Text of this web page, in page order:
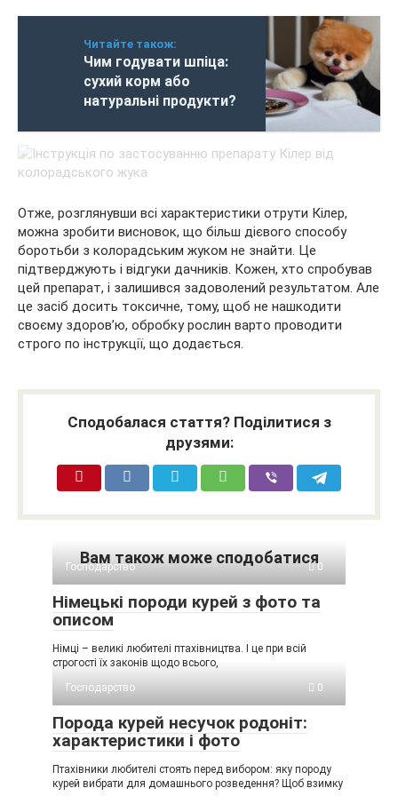
Читайте також:
Чим годувати шпіца:
сухий корм або
натуральні продукти?
Отже, розглянувши всі характеристики отрути Кілер,
можна зробити висновок, що більш дієвого способу
боротьби з колорадським жуком не знайти. Це
підтверджують і відгуки дачників. Кожен, хто спробував
цей препарат, і залишився задоволений результатом. Але
це засіб досить токсичне, тому, щоб не нашкодити
своєму здоров’ю, обробку рослин варто проводити
строго по інструкції, що додається.
Сподобалася стаття? Поділитися з
друзями:
Вам також може сподобатися
Господарство 0
Німецькі породи курей з фото та
описом
Німці – великі любителі птахівництва. І це при всій
строгості їх законів щодо всього,
Господарство
0
Порода курей несучок родоніт:
характеристики і фото
Птахівники любителі стоять перед вибором: яку породу
курей вибрати для домашнього розведення? Щоб взимку